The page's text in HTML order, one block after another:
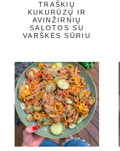
TRAŠKIŲ
KUKURŪZŲ IR
AVINŽIRNIŲ
SALOTOS SU
VARŠKĖS SŪRIU